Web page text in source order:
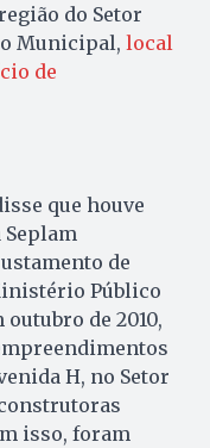
do Setor
Municipal, local
de
que houve
Seplam
de
Público
de 2010,
H, no Setor
isso, foram